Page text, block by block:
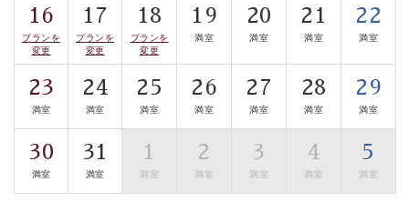
案内します。事前ご予約制ですので、ご利用ご希望の方
は【3日前まで】にお電話ください。
※交通規制などにより運行できない日がございます
※年末年始及び御柱祭前後は運行しておりません
以上がプラン内容です。
上諏訪温泉“しんゆ”なら諏訪大社など歴史ある諏訪の街
で心癒されます。 清らかな源泉、自然の恵みあるお食
事、諏訪湖に包まれるお部屋、 大人のたしなみを感じて
16
プランを
変更
17
プランを
変更
18
プランを
変更
19
満室
20
満室
21
満室
22
満室
23
満室
24
満室
25
満室
26
満室
27
満室
28
満室
29
満室
30
満室
31
満室
1
満室
2
満室
3
満室
4
満室
5
満室